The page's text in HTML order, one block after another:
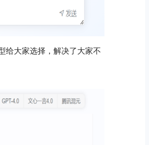
给大家选择，解决了大家不